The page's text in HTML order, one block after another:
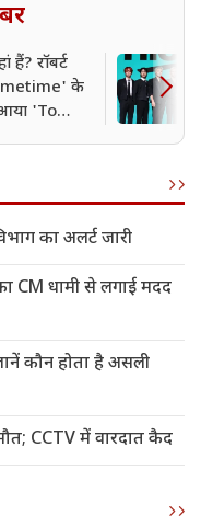
हैं? रॉबर्ट
के
आया 'To
का अलर्ट जारी
CM धामी से लगाई मदद
कौन होता है असली
CCTV में वारदात कैद